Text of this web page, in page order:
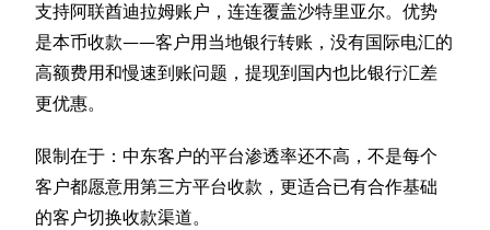
支持阿联酋迪拉姆账户，连连覆盖沙特里亚尔。优势
是本币收款——客户用当地银行转账，没有国际电汇的
高额费用和慢速到账问题，提现到国内也比银行汇差
更优惠。
限制在于：中东客户的平台渗透率还不高，不是每个
客户都愿意用第三方平台收款，更适合已有合作基础
的客户切换收款渠道。